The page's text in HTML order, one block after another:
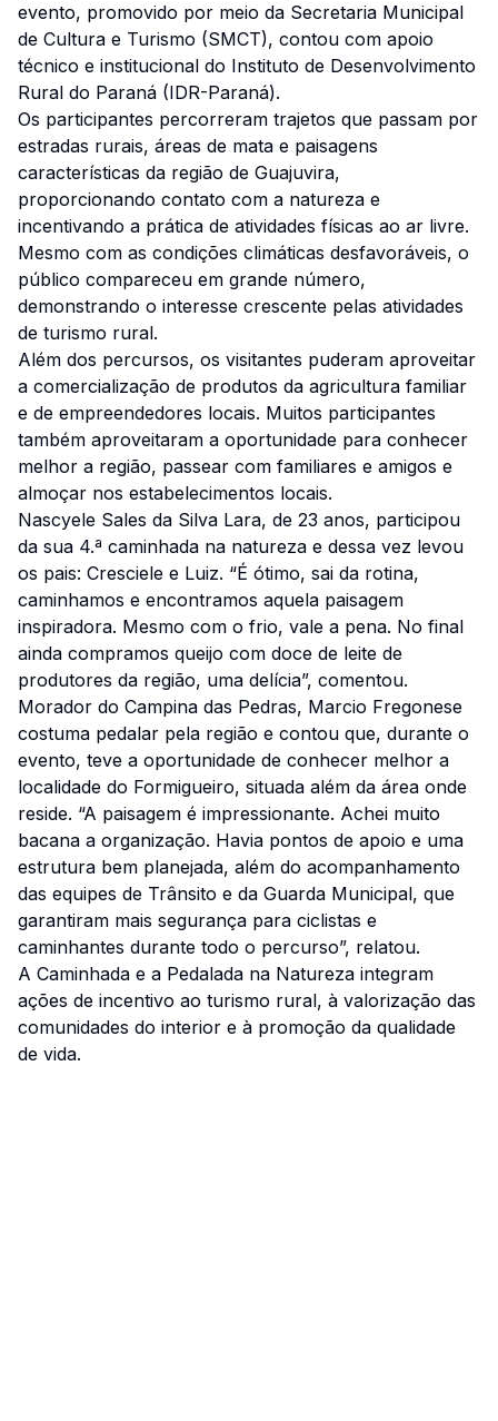
evento, promovido por meio da Secretaria Municipal
de Cultura e Turismo (SMCT), contou com apoio
técnico e institucional do Instituto de Desenvolvimento
Rural do Paraná (IDR-Paraná).
Os participantes percorreram trajetos que passam por
estradas rurais, áreas de mata e paisagens
características da região de Guajuvira,
proporcionando contato com a natureza e
incentivando a prática de atividades físicas ao ar livre.
Mesmo com as condições climáticas desfavoráveis, o
público compareceu em grande número,
demonstrando o interesse crescente pelas atividades
de turismo rural.
Além dos percursos, os visitantes puderam aproveitar
a comercialização de produtos da agricultura familiar
e de empreendedores locais. Muitos participantes
também aproveitaram a oportunidade para conhecer
melhor a região, passear com familiares e amigos e
almoçar nos estabelecimentos locais.
Nascyele Sales da Silva Lara, de 23 anos, participou
da sua 4.ª caminhada na natureza e dessa vez levou
os pais: Cresciele e Luiz. “É ótimo, sai da rotina,
caminhamos e encontramos aquela paisagem
inspiradora. Mesmo com o frio, vale a pena. No final
ainda compramos queijo com doce de leite de
produtores da região, uma delícia”, comentou.
Morador do Campina das Pedras, Marcio Fregonese
costuma pedalar pela região e contou que, durante o
evento, teve a oportunidade de conhecer melhor a
localidade do Formigueiro, situada além da área onde
reside. “A paisagem é impressionante. Achei muito
bacana a organização. Havia pontos de apoio e uma
estrutura bem planejada, além do acompanhamento
das equipes de Trânsito e da Guarda Municipal, que
garantiram mais segurança para ciclistas e
caminhantes durante todo o percurso”, relatou.
A Caminhada e a Pedalada na Natureza integram
ações de incentivo ao turismo rural, à valorização das
comunidades do interior e à promoção da qualidade
de vida.